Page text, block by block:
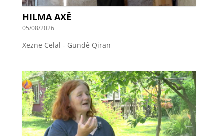
HILMA AXÊ
05/08/2026
Xezne Celal - Gundê Qiran